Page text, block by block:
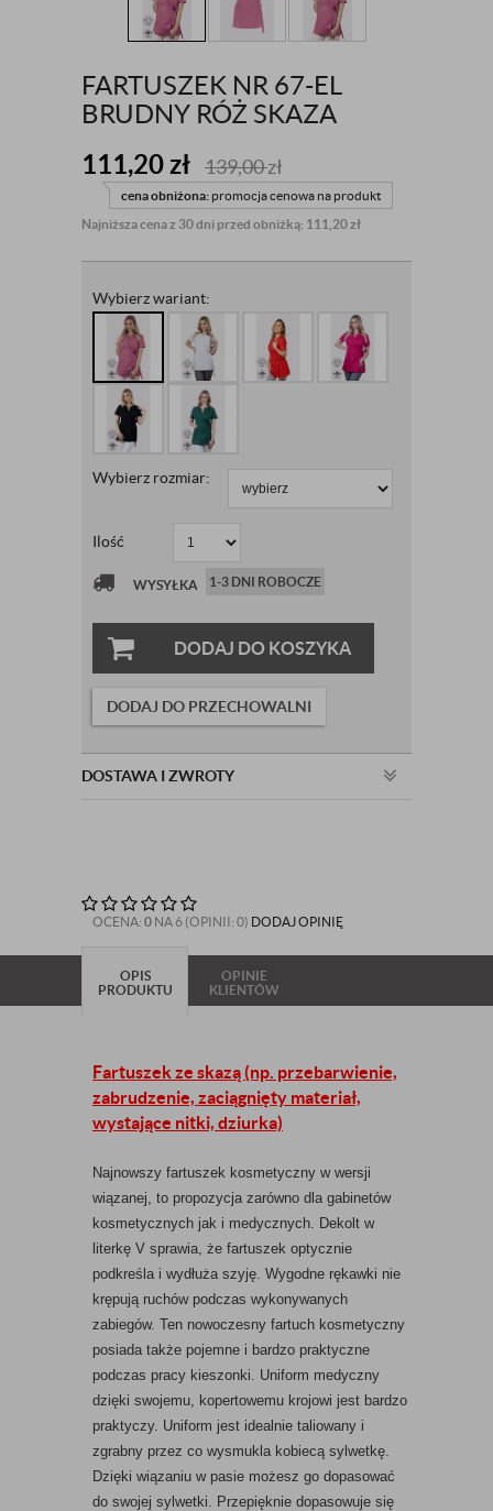
FARTUSZEK NR 67-EL
BRUDNY RÓŻ SKAZA
111,20zł 139,00zł
cena obniżona: promocja cenowa na produkt
Najniższa cena z 30 dni przed obniżką: 111,20 zł
Wybierz wariant:
Wybierz rozmiar:
Ilość
WYSYŁKA 1-3 DNI ROBOCZE
DODAJ DO KOSZYKA
DODAJ DO PRZECHOWALNI
DOSTAWA I ZWROTY
OCENA: 0 NA 6 (OPINII: 0) DODAJ OPINIĘ
OPIS
PRODUKTU
OPINIE
KLIENTÓW
Fartuszek ze skazą (np. przebarwienie,
zabrudzenie, zaciągnięty materiał,
wystające nitki, dziurka)
Najnowszy fartuszek kosmetyczny w wersji
wiązanej, to propozycja zarówno dla gabinetów
kosmetycznych jak i medycznych. Dekolt w
literkę V sprawia, że fartuszek optycznie
podkreśla i wydłuża szyję. Wygodne rękawki nie
krępują ruchów podczas wykonywanych
zabiegów. Ten nowoczesny fartuch kosmetyczny
posiada także pojemne i bardzo praktyczne
podczas pracy kieszonki. Uniform medyczny
dzięki swojemu, kopertowemu krojowi jest bardzo
praktyczy. Uniform jest idealnie taliowany i
zgrabny przez co wysmukla kobiecą sylwetkę.
Dzięki wiązaniu w pasie możesz go dopasować
do swojej sylwetki. Przepięknie dopasowuje się